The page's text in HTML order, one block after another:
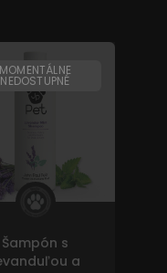
MOMENTÁLNE
NEDOSTUPNÉ
Šampón s
a